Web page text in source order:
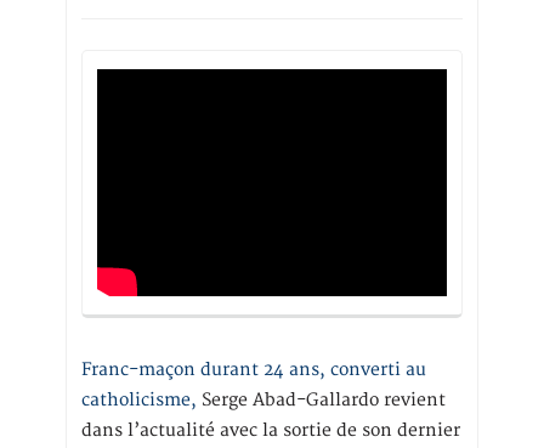
Franc-maçon durant 24 ans, converti au
catholicisme, Serge Abad-Gallardo revient
dans l’actualité avec la sortie de son dernier